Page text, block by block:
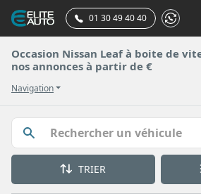
01 30 49 40 40
Occasion Nissan Leaf à boite de
nos annonces à partir de €
Navigation
TRIER